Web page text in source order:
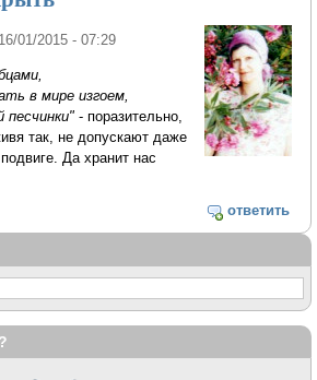
16/01/2015 - 07:29
в мире изгоем,
- поразительно,
так, не допускают даже
Да хранит нас
ответить